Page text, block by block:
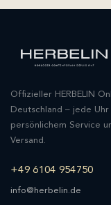
Offizieller HERBELIN
Deutschland – jede
persönlichem Service
Versand.
+49 6104 954750
info@herbelin.de